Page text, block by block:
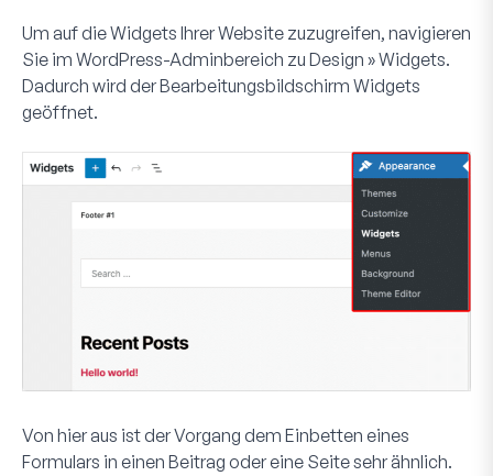
Um auf die Widgets Ihrer Website zuzugreifen, navigieren
Sie im WordPress-Adminbereich zu Design » Widgets.
Dadurch wird der Bearbeitungsbildschirm Widgets
geöffnet.
Von hier aus ist der Vorgang dem Einbetten eines
Formulars in einen Beitrag oder eine Seite sehr ähnlich.